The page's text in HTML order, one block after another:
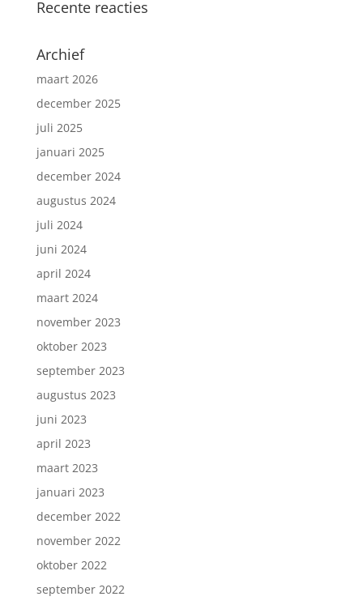
Recente reacties
Archief
maart 2026
december 2025
juli 2025
januari 2025
december 2024
augustus 2024
juli 2024
juni 2024
april 2024
maart 2024
november 2023
oktober 2023
september 2023
augustus 2023
juni 2023
april 2023
maart 2023
januari 2023
december 2022
november 2022
oktober 2022
september 2022